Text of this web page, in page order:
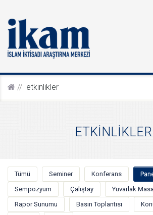
etki̇nli̇kler
ETKİNLİKLER
Tümü Seminer Konferans
Sempozyum
Çalıştay
Yuvarlak Masa
Rapor Sunumu
Basın Toplantısı